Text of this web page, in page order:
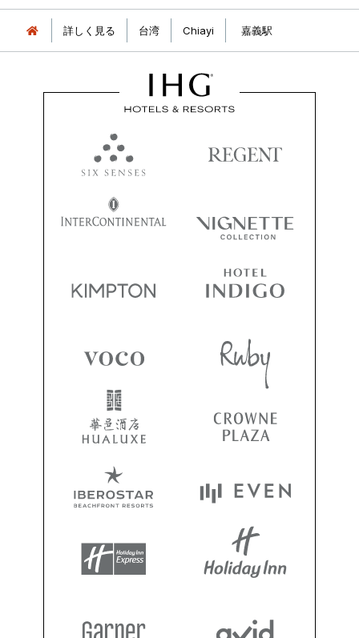
詳しく見る 台湾 Chiayi 嘉義駅